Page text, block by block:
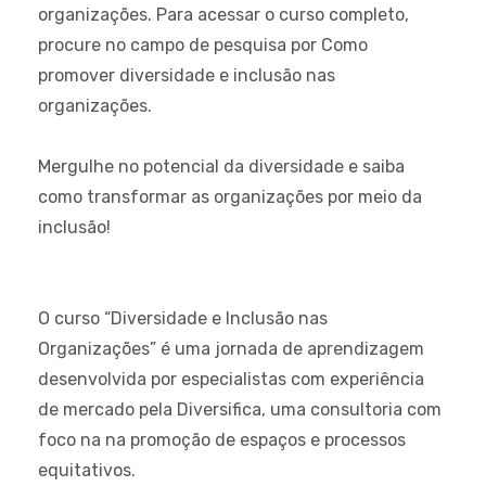
organizações. Para acessar o curso completo,
procure no campo de pesquisa por Como
promover diversidade e inclusão nas
organizações.
Mergulhe no potencial da diversidade e saiba
como transformar as organizações por meio da
inclusão!
O curso “Diversidade e Inclusão nas
Organizações” é uma jornada de aprendizagem
desenvolvida por especialistas com experiência
de mercado pela Diversifica, uma consultoria com
foco na na promoção de espaços e processos
equitativos.